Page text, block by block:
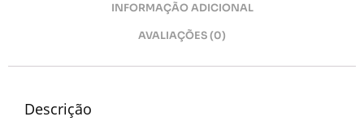
INFORMAÇÃO ADICIONAL
AVALIAÇÕES (0)
Descrição